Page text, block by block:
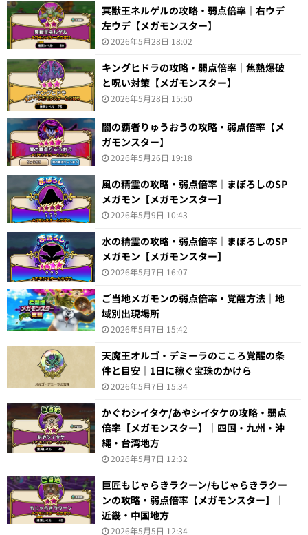
冥獣王ネルゲルの攻略・弱点倍率｜右ウデ
左ウデ【メガモンスター】
2026年5月28日 18:02
キングヒドラの攻略・弱点倍率｜焦熱爆破
と呪い対策【メガモンスター】
2026年5月28日 15:50
闇の覇者りゅうおうの攻略・弱点倍率【メ
ガモンスター】
2026年5月26日 19:18
風の精霊の攻略・弱点倍率｜まぼろしのSP
メガモン【メガモンスター】
2026年5月9日 10:43
水の精霊の攻略・弱点倍率｜まぼろしのSP
メガモン【メガモンスター】
2026年5月7日 16:07
ご当地メガモンの弱点倍率・覚醒方法｜地
域別出現場所
2026年5月7日 15:42
天魔王オルゴ・デミーラのこころ覚醒の条
件と目安｜1日に稼ぐ宝珠のかけら
2026年5月7日 15:34
かぐわシイタケ/あやシイタケの攻略・弱点
倍率【メガモンスター】｜四国・九州・沖
縄・台湾地方
2026年5月7日 12:32
巨匠もじゃらきラクーン/もじゃらきラクー
ンの攻略・弱点倍率【メガモンスター】｜
近畿・中国地方
2026年5月5日 12:34